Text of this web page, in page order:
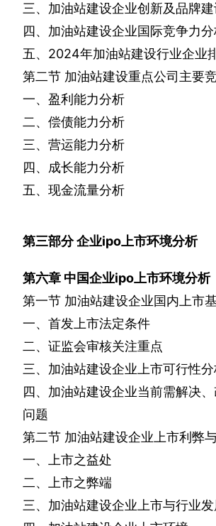
三、加油站建设企业创新及品牌建
四、加油站建设企业国际竞争力
五、 2024年加油站建设行业企业
第二节 加油站建设重点公司主要
一、盈利能力分析
二、偿债能力分析
三、营运能力分析
四、成长能力分析
五、现金流量分析
第三部分企业ipo 上市环境分析
第六章 中国企业ipo 上市环境分析
第一节 加油站建设企业国内上市
一、首发上市法定条件
二、证监会审核关注重点
三、加油站建设企业上市可行性
四、加油站建设企业当前需解决
问题
第二节 加油站建设企业上市利弊
一、上市之益处
二、上市之弊端
三、加油站建设企业上市与行业发